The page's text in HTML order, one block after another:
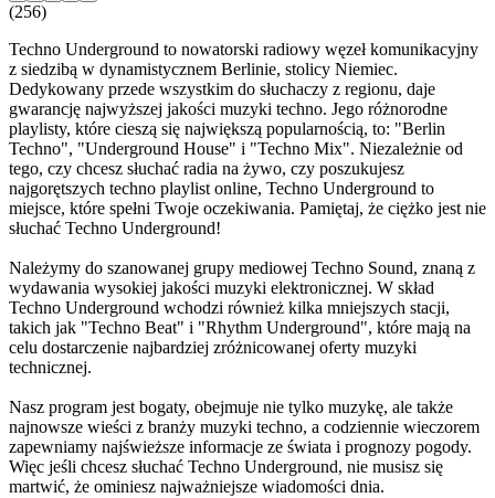
(256)
Techno Underground to nowatorski radiowy węzeł komunikacyjny
z siedzibą w dynamistycznem Berlinie, stolicy Niemiec.
Dedykowany przede wszystkim do słuchaczy z regionu, daje
gwarancję najwyższej jakości muzyki techno. Jego różnorodne
playlisty, które cieszą się największą popularnością, to: "Berlin
Techno", "Underground House" i "Techno Mix". Niezależnie od
tego, czy chcesz słuchać radia na żywo, czy poszukujesz
najgorętszych techno playlist online, Techno Underground to
miejsce, które spełni Twoje oczekiwania. Pamiętaj, że ciężko jest nie
słuchać Techno Underground!
Należymy do szanowanej grupy mediowej Techno Sound, znaną z
wydawania wysokiej jakości muzyki elektronicznej. W skład
Techno Underground wchodzi również kilka mniejszych stacji,
takich jak "Techno Beat" i "Rhythm Underground", które mają na
celu dostarczenie najbardziej zróżnicowanej oferty muzyki
technicznej.
Nasz program jest bogaty, obejmuje nie tylko muzykę, ale także
najnowsze wieści z branży muzyki techno, a codziennie wieczorem
zapewniamy najświeższe informacje ze świata i prognozy pogody.
Więc jeśli chcesz słuchać Techno Underground, nie musisz się
martwić, że ominiesz najważniejsze wiadomości dnia.